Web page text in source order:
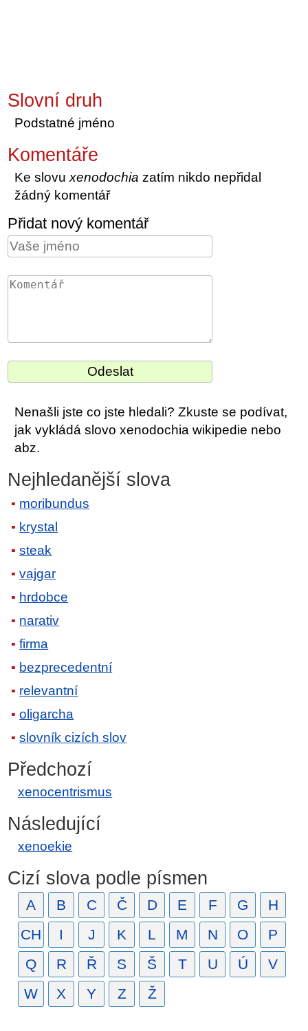
Slovní druh
Podstatné jméno
Komentáře
Ke slovuxenodochia zatím nikdo nepřidal
žádný komentář
Přidat nový komentář
Nenašli jste co jste hledali? Zkuste se podívat,
jak vykládá slovo xenodochia wikipedie nebo
abz.
Nejhledanější slova
moribundus
krystal
steak
vajgar
hrdobce
narativ
firma
bezprecedentní
relevantní
oligarcha
slovník cizích slov
Předchozí
xenocentrismus
Následující
xenoekie
Cizí slova podle písmen
A B C Č D E F G
H
CH
I J K L M N O
P
Q
R Ř S Š T U Ú
V
W
X Y Z Ž